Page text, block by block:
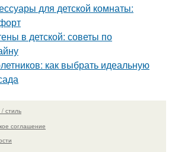
для детской комнаты:
в детской: советы по
как выбрать идеальную
стиль
соглашение